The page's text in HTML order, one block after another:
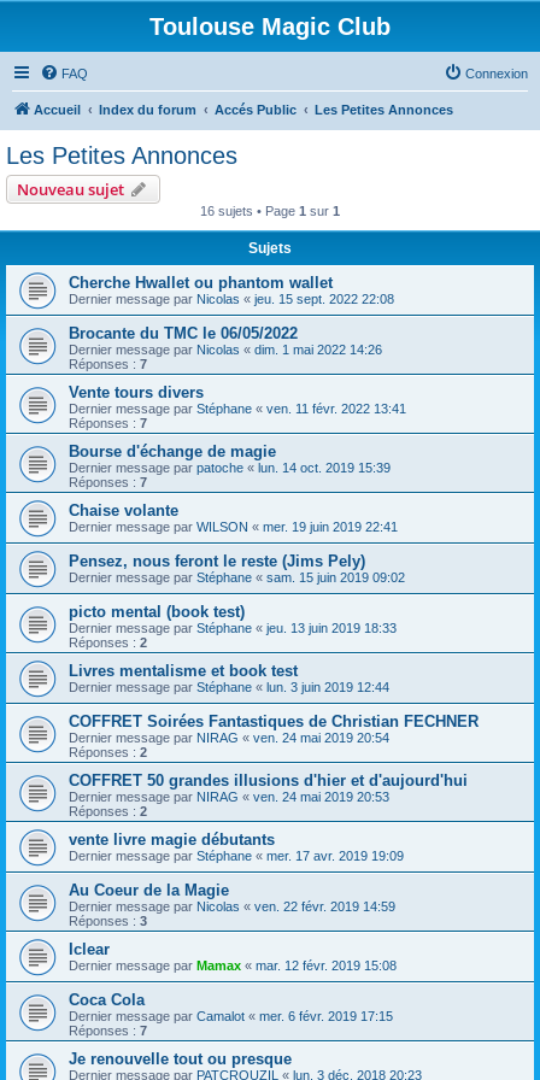
Toulouse Magic Club
FAQ Connexion
Accueil Index du forum Accés Public Les Petites Annonces
Les Petites Annonces
Nouveau sujet
16 sujets • Page 1 sur 1
Sujets
Cherche Hwallet ou phantom wallet
Dernier message par Nicolas « jeu. 15 sept. 2022 22:08
Brocante du TMC le 06/05/2022
Dernier message par Nicolas « dim. 1 mai 2022 14:26
Réponses : 7
Vente tours divers
Dernier message par Stéphane « ven. 11 févr. 2022 13:41
Réponses : 7
Bourse d'échange de magie
Dernier message par patoche « lun. 14 oct. 2019 15:39
Réponses : 7
Chaise volante
Dernier message par WILSON « mer. 19 juin 2019 22:41
Pensez, nous feront le reste (Jims Pely)
Dernier message par Stéphane « sam. 15 juin 2019 09:02
picto mental (book test)
Dernier message par Stéphane « jeu. 13 juin 2019 18:33
Réponses : 2
Livres mentalisme et book test
Dernier message par Stéphane « lun. 3 juin 2019 12:44
COFFRET Soirées Fantastiques de Christian FECHNER
Dernier message par NIRAG « ven. 24 mai 2019 20:54
Réponses : 2
COFFRET 50 grandes illusions d'hier et d'aujourd'hui
Dernier message par NIRAG « ven. 24 mai 2019 20:53
Réponses : 2
vente livre magie débutants
Dernier message par Stéphane « mer. 17 avr. 2019 19:09
Au Coeur de la Magie
Dernier message par Nicolas « ven. 22 févr. 2019 14:59
Réponses : 3
Iclear
Dernier message par Mamax « mar. 12 févr. 2019 15:08
Coca Cola
Dernier message par Camalot « mer. 6 févr. 2019 17:15
Réponses : 7
Je renouvelle tout ou presque
Dernier message par PATCROUZIL « lun. 3 déc. 2018 20:23